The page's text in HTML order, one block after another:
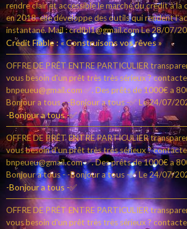
rendre clair et accessible le marché du crédit à la
en 2018, elle développe des outils qui rendent
instantané. Mail : crdfbl1@gmail.comLe 28/07/
Crédit Fiable : « Construisons vos rêves »
OFFRE DE PRÊT ENTRE PARTICULIER
vous besoin d'un prêt très très sérieux ?
bnpeueu@gmail.com ✅. Des prêts de 1000€ a
Bonjour a tous - -Bonjour a tous -✅Le 24/07/
-Bonjour a tous -✅
OFFRE DE PRÊT ENTRE PARTICULIER
vous besoin d'un prêt très très sérieux ?
bnpeueu@gmail.com ✅. Des prêts de 1000€ a
Bonjour a tous - -Bonjour a tous -✅Le 24/07/
-Bonjour a tous -✅
OFFRE DE PRÊT ENTRE PARTICULIER
vous besoin d'un prêt très très sérieux ?